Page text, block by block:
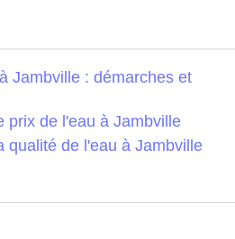
Jambville : démarches et
prix de l'eau à Jambville
qualité de l'eau à Jambville